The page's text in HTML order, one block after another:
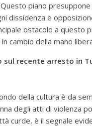
Questo piano
dissidenza e
ostacolo a
cambio della mano
recente arresto in
della cultura è da
degli atti di violenza
curde, è il segnale